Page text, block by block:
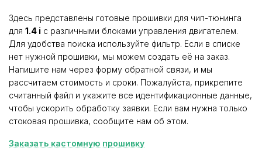
Здесь представлены готовые прошивки для чип-тюнинга
для 1.4 i с различными блоками управления двигателем.
Для удобства поиска используйте фильтр. Если в списке
нет нужной прошивки, мы можем создать её на заказ.
Напишите нам через форму обратной связи, и мы
рассчитаем стоимость и сроки. Пожалуйста, прикрепите
считанный файл и укажите все идентификационные данные,
чтобы ускорить обработку заявки. Если вам нужна только
стоковая прошивка, сообщите нам об этом.
Заказать кастомную прошивку